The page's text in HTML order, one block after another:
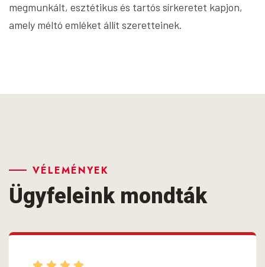
megmunkált, esztétikus és tartós sírkeretet kapjon,
amely méltó emléket állít szeretteinek.
VÉLEMÉNYEK
Ügyfeleink mondták